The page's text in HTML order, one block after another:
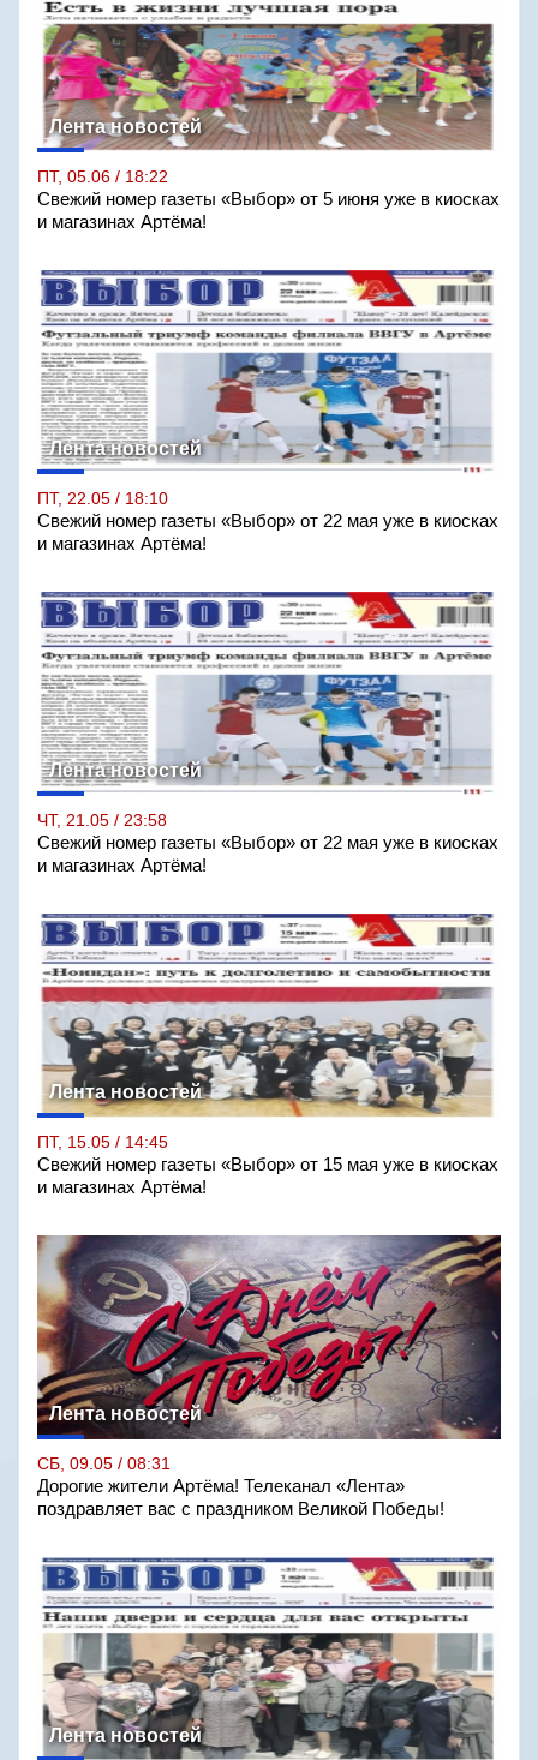
Лента новостей
ПТ, 05.06 / 18:22
Свежий номер газеты «Выбор» от 5 июня уже в киосках
и магазинах Артёма!
Лента новостей
ПТ, 22.05 / 18:10
Свежий номер газеты «Выбор» от 22 мая уже в киосках
и магазинах Артёма!
Лента новостей
ЧТ, 21.05 / 23:58
Свежий номер газеты «Выбор» от 22 мая уже в киосках
и магазинах Артёма!
Лента новостей
ПТ, 15.05 / 14:45
Свежий номер газеты «Выбор» от 15 мая уже в киосках
и магазинах Артёма!
Лента новостей
СБ, 09.05 / 08:31
Дорогие жители Артёма! Телеканал «Лента»
поздравляет вас с праздником Великой Победы!
Лента новостей